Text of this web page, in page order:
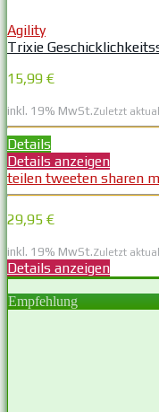
Agility
Trixie
15,99 €
inkl. 19% MwSt.Zuletzt
Details
Details anzeigen
teilen tweeten sharen
29,95 €
inkl. 19% MwSt.Zuletzt
Details anzeigen
Empfehlung